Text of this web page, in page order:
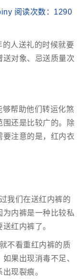
阅读次数： 1290
人送礼的时候就要
对象、忌送质量次
帮助他们转运化煞
围还是比较广的。除
注意的是，红内衣
我们在送红内裤的
内裤是一种比较私
红内裤了。
不看重红内裤的质
果出现消毒不足、
现裂痕。